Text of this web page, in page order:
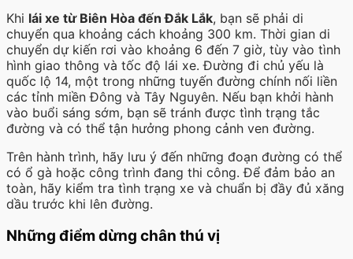
Khi lái xe từ Biên Hòa đến Đắk Lắk, bạn sẽ phải di
chuyển qua khoảng cách khoảng 300 km. Thời gian di
chuyển dự kiến rơi vào khoảng 6 đến 7 giờ, tùy vào tình
hình giao thông và tốc độ lái xe. Đường đi chủ yếu là
quốc lộ 14, một trong những tuyến đường chính nối liền
các tỉnh miền Đông và Tây Nguyên. Nếu bạn khởi hành
vào buổi sáng sớm, bạn sẽ tránh được tình trạng tắc
đường và có thể tận hưởng phong cảnh ven đường.
Trên hành trình, hãy lưu ý đến những đoạn đường có thể
có ổ gà hoặc công trình đang thi công. Để đảm bảo an
toàn, hãy kiểm tra tình trạng xe và chuẩn bị đầy đủ xăng
dầu trước khi lên đường.
Những điểm dừng chân thú vị